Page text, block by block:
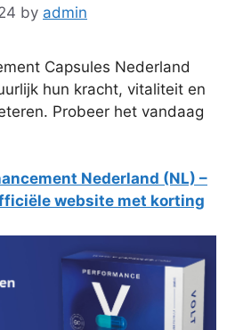
by admin
Capsules Nederland
hun kracht, vitaliteit en
Probeer het vandaag
Nederland (NL) –
website met korting